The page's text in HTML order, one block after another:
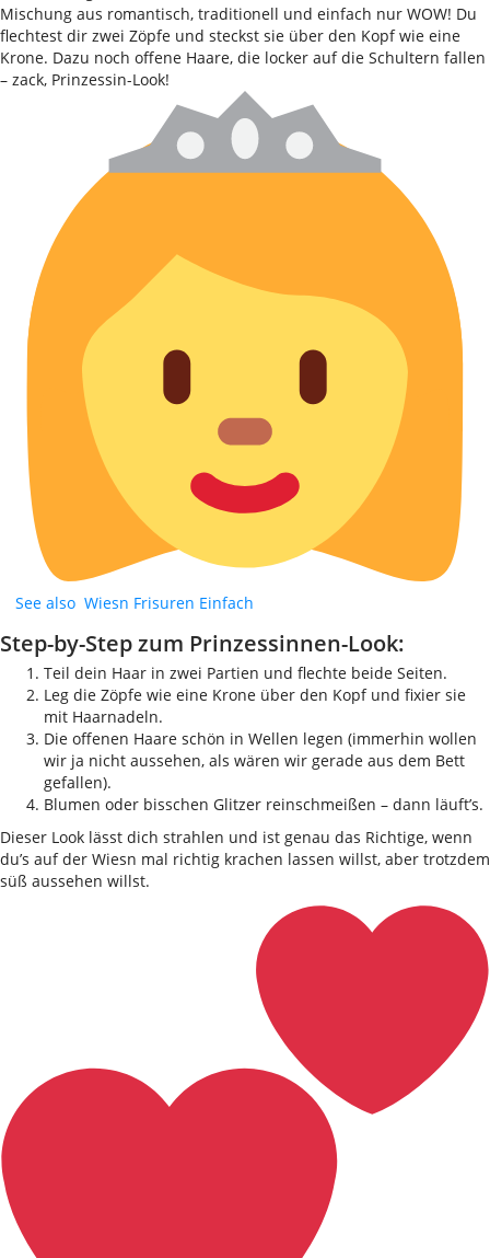
Mischung aus romantisch, traditionell und einfach nur WOW! Du
flechtest dir zwei Zöpfe und steckst sie über den Kopf wie eine
Krone. Dazu noch offene Haare, die locker auf die Schultern fallen
– zack, Prinzessin-Look!
See also Wiesn Frisuren Einfach
Step-by-Step zum Prinzessinnen-Look:
Teil dein Haar in zwei Partien und flechte beide Seiten.
Leg die Zöpfe wie eine Krone über den Kopf und fixier sie
mit Haarnadeln.
Die offenen Haare schön in Wellen legen (immerhin wollen
wir ja nicht aussehen, als wären wir gerade aus dem Bett
gefallen).
Blumen oder bisschen Glitzer reinschmeißen – dann läuft’s.
Dieser Look lässt dich strahlen und ist genau das Richtige, wenn
du’s auf der Wiesn mal richtig krachen lassen willst, aber trotzdem
süß aussehen willst.